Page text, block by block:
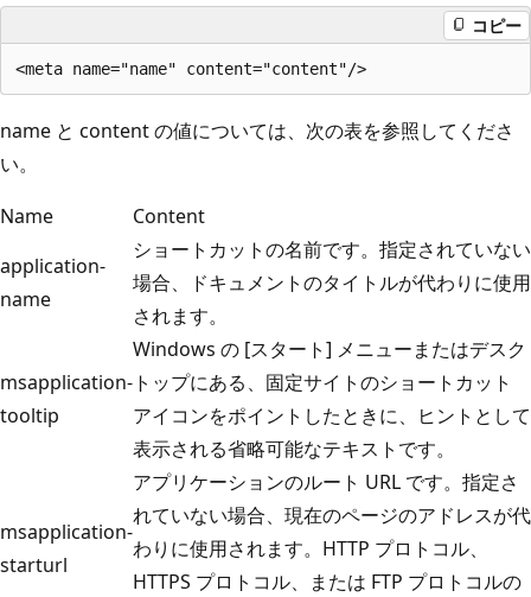
コピー
name と content の値については、次の表を参照してくださ
い。
Name
Content
application-
name
ショートカットの名前です。指定されていない
場合、ドキュメントのタイトルが代わりに使用
されます。
msapplication-
tooltip
Windows の [スタート] メニューまたはデスク
トップにある、固定サイトのショートカット
アイコンをポイントしたときに、ヒントとして
表示される省略可能なテキストです。
msapplication-
starturl
アプリケーションのルート URL です。指定さ
れていない場合、現在のページのアドレスが代
わりに使用されます。HTTP プロトコル、
HTTPS プロトコル、または FTP プロトコルの